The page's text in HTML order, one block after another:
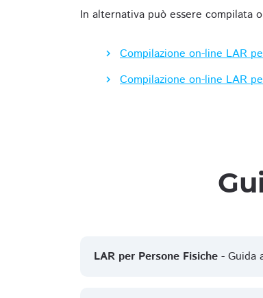
In alternativa può essere compilata
Compilazione on-line LAR
Compilazione on-line LAR
LAR per Persone Fisiche - Guida